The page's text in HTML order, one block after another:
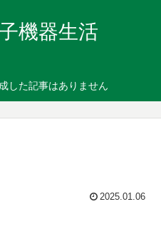
機器生活
した記事はありません
2025.01.06